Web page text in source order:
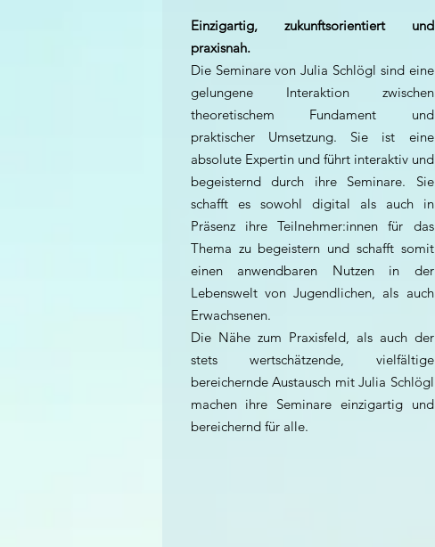
Einzigartig, zukunftsorientiert und
praxisnah.
Die Seminare von Julia Schlögl sind eine
gelungene Interaktion zwischen
theoretischem Fundament und
praktischer Umsetzung. Sie ist eine
absolute Expertin und führt interaktiv und
begeisternd durch ihre Seminare. Sie
schafft es sowohl digital als auch in
Präsenz ihre Teilnehmer:innen für das
Thema zu begeistern und schafft somit
einen anwendbaren Nutzen in der
Lebenswelt von Jugendlichen, als auch
Erwachsenen.
Die Nähe zum Praxisfeld, als auch der
stets wertschätzende, vielfältige
bereichernde Austausch mit Julia Schlögl
machen ihre Seminare einzigartig und
bereichernd für alle.